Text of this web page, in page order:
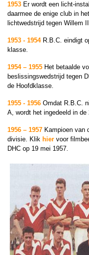
1953 Er wordt een licht-
daarmee de enige club in
lichtwedstrijd tegen Willem
1953 - 1954R.B.C. eindigt
klasse.
1954 – 1955 Het betaalde
beslissingswedstrijd tegen
de Hoofdklasse.
1955 - 1956 Omdat R.B.C.
A, wordt het ingedeeld in de
1956 – 1957 Kampioen van
divisie. Klik hier voor
DHC op 19 mei 1957.